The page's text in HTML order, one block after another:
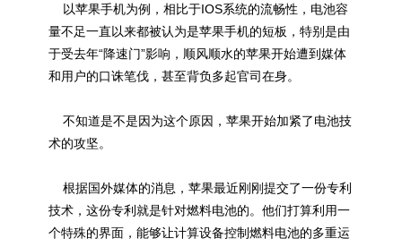
以苹果手机为例，相比于IOS系统的流畅性，电池容
量不足一直以来都被认为是苹果手机的短板，特别是由
于受去年“降速门”影响，顺风顺水的苹果开始遭到媒体
和用户的口诛笔伐，甚至背负多起官司在身。
不知道是不是因为这个原因，苹果开始加紧了电池技
术的攻坚。
根据国外媒体的消息，苹果最近刚刚提交了一份专利
技术，这份专利就是针对燃料电池的。他们打算利用一
个特殊的界面，能够让计算设备控制燃料电池的多重运